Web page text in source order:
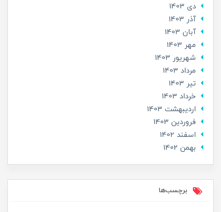
دی 1403
آذر 1403
آبان 1403
مهر 1403
شهریور 1403
مرداد 1403
تير 1403
خرداد 1403
ارديبهشت 1403
فروردین 1403
اسفند 1402
بهمن 1402
برچسب‌ها